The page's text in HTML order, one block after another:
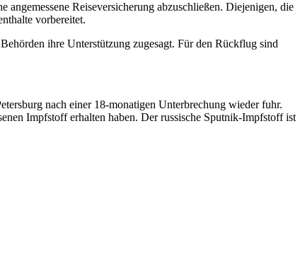
Reiseversicherung abzuschließen. Diejenigen, die
vorbereitet.
ihre Unterstützung zugesagt. Für den Rückflug sind
nach einer 18-monatigen Unterbrechung wieder fuhr.
Impfstoff erhalten haben. Der russische Sputnik-Impfstoff ist